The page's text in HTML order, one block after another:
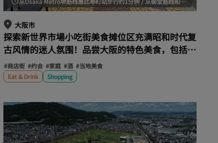
大阪市
探索新世界市場小吃街美食摊位区充满昭和时代复
古风情的迷人氛围！品尝大阪的特色美食，包括炸
丸子和炒面。
#商店街 #约会 #家庭 #酒 #当地美食
Eat & Drink
Shopping